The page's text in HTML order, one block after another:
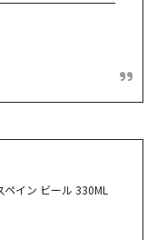
イン ビール 330ML